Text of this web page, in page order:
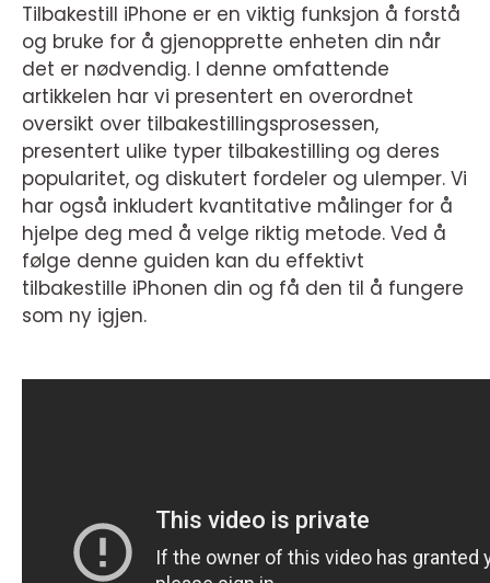
Tilbakestill iPhone er en viktig funksjon å forstå
og bruke for å gjenopprette enheten din når
det er nødvendig. I denne omfattende
artikkelen har vi presentert en overordnet
oversikt over tilbakestillingsprosessen,
presentert ulike typer tilbakestilling og deres
popularitet, og diskutert fordeler og ulemper. Vi
har også inkludert kvantitative målinger for å
hjelpe deg med å velge riktig metode. Ved å
følge denne guiden kan du effektivt
tilbakestille iPhonen din og få den til å fungere
som ny igjen.